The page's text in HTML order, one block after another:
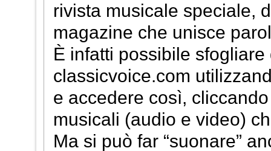
rivista musicale speciale,
magazine che unisce
È infatti possibile
classicvoice.com
e accedere così,
musicali (audio e video)
Ma si può far “suonare”